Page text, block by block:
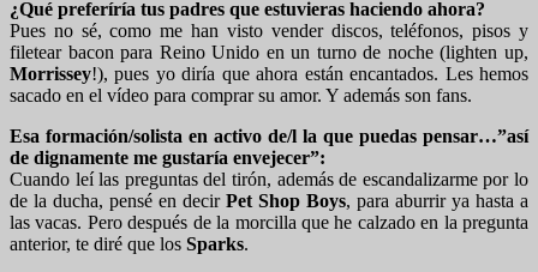
¿Qué preferíría tus padres que estuvieras haciendo ahora?
Pues no sé, como me han visto vender discos, teléfonos, pisos y
filetear bacon para Reino Unido en un turno de noche (lighten up,
Morrissey!), pues yo diría que ahora están encantados. Les hemos
sacado en el vídeo para comprar su amor. Y además son fans.
Esa formación/solista en activo de/l la que puedas pensar…”así
de dignamente me gustaría envejecer”:
Cuando leí las preguntas del tirón, además de escandalizarme por lo
de la ducha, pensé en decir Pet Shop Boys, para aburrir ya hasta a
las vacas. Pero después de la morcilla que he calzado en la pregunta
anterior, te diré que los Sparks.